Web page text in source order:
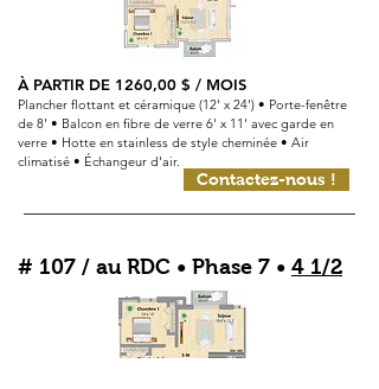
À PARTIR DE 1260,00 $ / MOIS
Plancher flottant et céramique (12' x 24') • Porte-fenêtre
de 8' • Balcon en fibre de verre 6' x 11' avec garde en
verre • Hotte en stainless de style cheminée • Air
climatisé • Échangeur d'air.
Contactez-nous !
# 107 / au RDC • Phase 7 • 4 1/2